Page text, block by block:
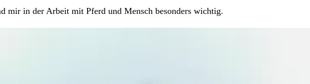
mir in der Arbeit mit Pferd und Mensch besonders wichtig.